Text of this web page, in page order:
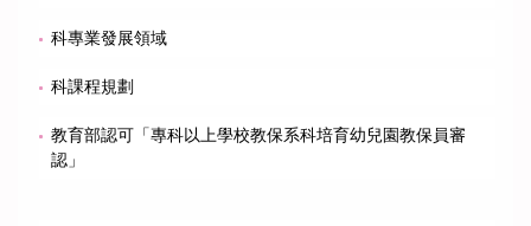
科專業發展領域
科課程規劃
教育部認可「專科以上學校教保系科培育幼兒園教保員審
認」